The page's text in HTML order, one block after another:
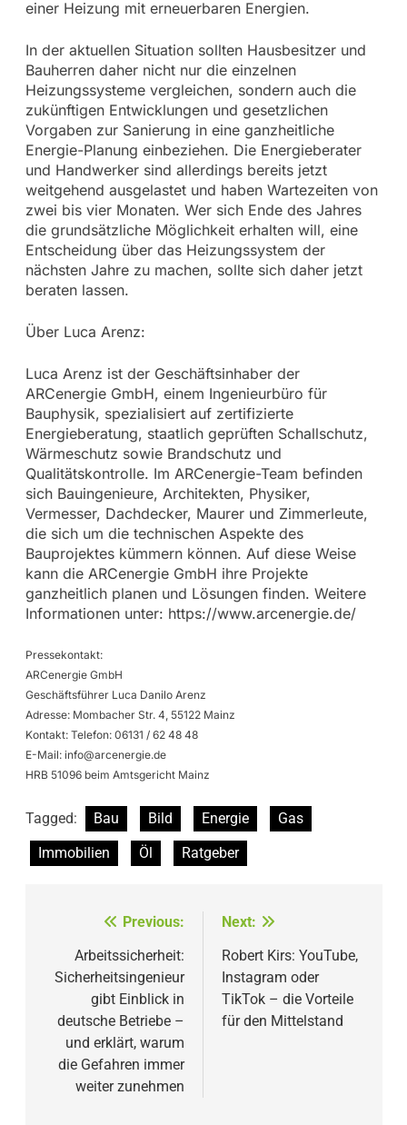
einer Heizung mit erneuerbaren Energien.
In der aktuellen Situation sollten Hausbesitzer und
Bauherren daher nicht nur die einzelnen
Heizungssysteme vergleichen, sondern auch die
zukünftigen Entwicklungen und gesetzlichen
Vorgaben zur Sanierung in eine ganzheitliche
Energie-Planung einbeziehen. Die Energieberater
und Handwerker sind allerdings bereits jetzt
weitgehend ausgelastet und haben Wartezeiten von
zwei bis vier Monaten. Wer sich Ende des Jahres
die grundsätzliche Möglichkeit erhalten will, eine
Entscheidung über das Heizungssystem der
nächsten Jahre zu machen, sollte sich daher jetzt
beraten lassen.
Über Luca Arenz:
Luca Arenz ist der Geschäftsinhaber der
ARCenergie GmbH, einem Ingenieurbüro für
Bauphysik, spezialisiert auf zertifizierte
Energieberatung, staatlich geprüften Schallschutz,
Wärmeschutz sowie Brandschutz und
Qualitätskontrolle. Im ARCenergie-Team befinden
sich Bauingenieure, Architekten, Physiker,
Vermesser, Dachdecker, Maurer und Zimmerleute,
die sich um die technischen Aspekte des
Bauprojektes kümmern können. Auf diese Weise
kann die ARCenergie GmbH ihre Projekte
ganzheitlich planen und Lösungen finden. Weitere
Informationen unter: https://www.arcenergie.de/
Pressekontakt:
ARCenergie GmbH
Geschäftsführer Luca Danilo Arenz
Adresse: Mombacher Str. 4, 55122 Mainz
Kontakt: Telefon: 06131 / 62 48 48
E-Mail: info@arcenergie.de
HRB 51096 beim Amtsgericht Mainz
Tagged: Bau Bild Energie
Gas
Immobilien
Öl Ratgeber
Beitragsnavigation
Previous:
Arbeitssicherheit:
Sicherheitsingenieur
gibt Einblick in
deutsche Betriebe –
und erklärt, warum
die Gefahren immer
weiter zunehmen
Next:
Robert Kirs: YouTube,
Instagram oder
TikTok – die Vorteile
für den Mittelstand